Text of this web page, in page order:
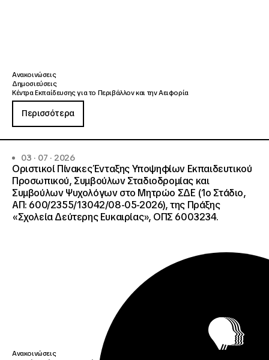
Ανακοινώσεις
Δημοσιεύσεις
Κέντρα Εκπαίδευσης για το Περιβάλλον και την Αειφορία
Περισσότερα
03 · 07 · 2026
Οριστικοί Πίνακες Ένταξης Υποψηφίων Εκπαιδευτικού
Προσωπικού, Συμβούλων Σταδιοδρομίας και
Συμβούλων Ψυχολόγων στο Μητρώο ΣΔΕ (1ο Στάδιο,
ΑΠ: 600/2355/13042/08-05-2026), της Πράξης
«Σχολεία Δεύτερης Ευκαιρίας», ΟΠΣ 6003234.
Ανακοινώσεις